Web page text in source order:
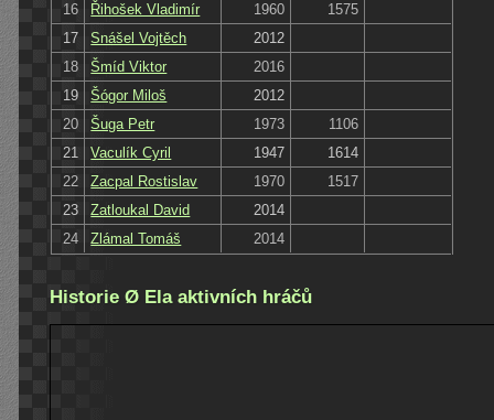
16
Řihošek Vladimír 1960
1575
17
Snášel Vojtěch
2012
18
Šmíd Viktor
2016
19
Šógor Miloš
2012
20
Šuga Petr 1973
1106
21
Vaculík Cyril 1947
1614
22
Zacpal Rostislav 1970
1517
23
Zatloukal David
2014
24
Zlámal Tomáš 2014
Historie Ø Ela aktivních hráčů